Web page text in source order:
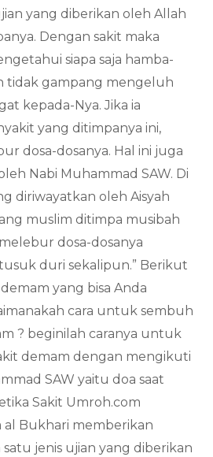
yang diberikan oleh Allah
Dengan sakit maka
siapa saja hamba-
tidak gampang mengeluh
kepada-Nya. Jika ia
yang ditimpanya ini,
dosa-dosanya. Hal ini juga
Nabi Muhammad SAW. Di
diriwayatkan oleh Aisyah
muslim ditimpa musibah
dosa-dosanya
duri sekalipun.” Berikut
yang bisa Anda
cara untuk sembuh
? beginilah caranya untuk
demam dengan mengikuti
SAW yaitu doa saat
Sakit Umroh.com
Bukhari memberikan
satu jenis ujian yang diberikan